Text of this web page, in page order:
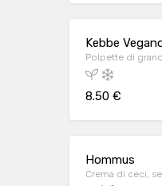
Kebbe
Polpette di
8.50 €
Hommus
Crema di ceci,